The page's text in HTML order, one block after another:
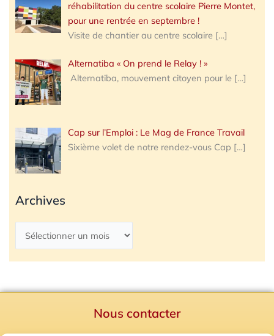
réhabilitation du centre scolaire Pierre Montet,
pour une rentrée en septembre !
Visite de chantier au centre scolaire […]
Alternatiba « On prend le Relay ! »
Alternatiba, mouvement citoyen pour le […]
Cap sur l’Emploi : Le Mag de France Travail
Sixième volet de notre rendez-vous Cap […]
Archives
Nous contacter